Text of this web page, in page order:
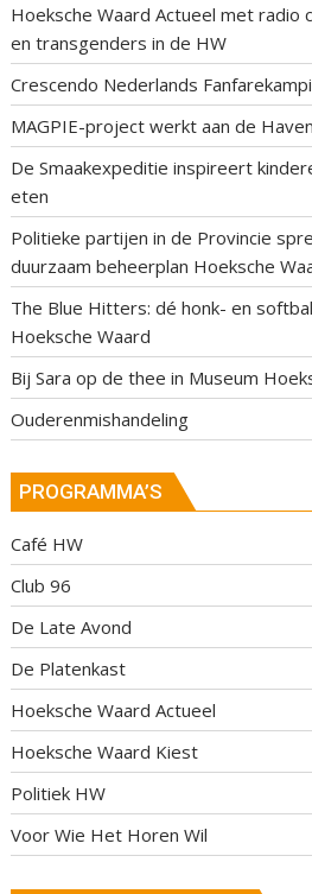
Hoeksche Waard Actueel met
en transgenders in de HW
Crescendo Nederlands
MAGPIE-project werkt aan de
De Smaakexpeditie inspireert
eten
Politieke partijen in de Provincie
duurzaam beheerplan Hoeksche
The Blue Hitters: dé honk- en
Hoeksche Waard
Bij Sara op de thee in Museum
Ouderenmishandeling
PROGRAMMA’S
Café HW
Club 96
De Late Avond
De Platenkast
Hoeksche Waard Actueel
Hoeksche Waard Kiest
Politiek HW
Voor Wie Het Horen Wil